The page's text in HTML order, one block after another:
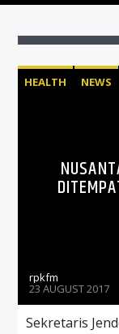
HEALTH NEWS
rpkfm
23 AUGUST 2017
Sekretaris